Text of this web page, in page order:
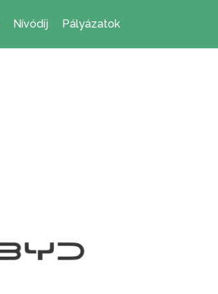
Nívódíj Pályázatok